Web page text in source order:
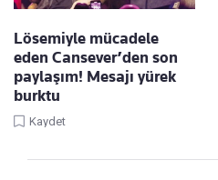
Lösemiyle mücadele
eden Cansever’den son
paylaşım! Mesajı yürek
burktu
Kaydet